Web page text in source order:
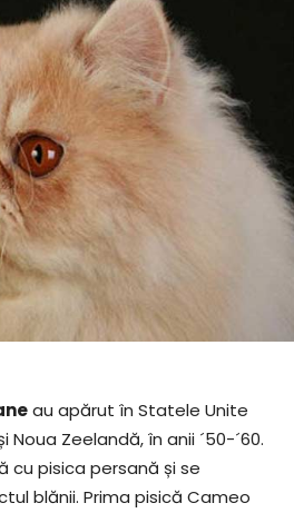
au apărut în Statele Unite
Noua Zeelandă, în anii ´50-´60.
cu pisica persană și se
blănii. Prima pisică Cameo